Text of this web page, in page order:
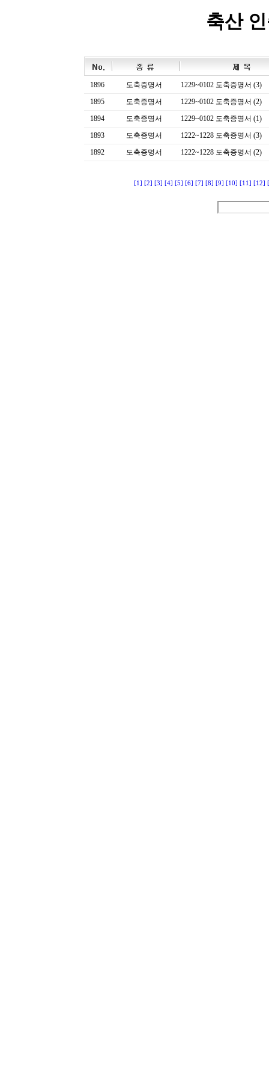
축산
1896 도축증명서
1229~0102 도축증명서 (3)
1895
도축증명서
1229~0102 도축증명서 (2)
1894
도축증명서
1229~0102 도축증명서 (1)
1893
도축증명서
1222~1228 도축증명서 (3)
1892
도축증명서 1222~1228 도축증명서 (2)
[1] [2] [3] [4] [5] [6] [7] [8] [9] [10] [11] [12]